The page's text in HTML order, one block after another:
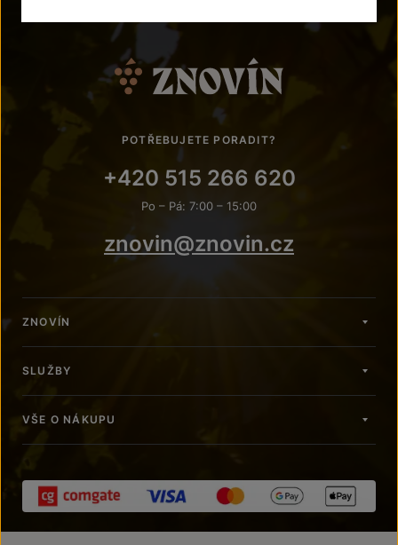
POTŘEBUJETE PORADIT?
+420 515 266 620
Po – Pá: 7:00 – 15:00
znovin@znovin.cz
ZNOVÍN
SLUŽBY
VŠE O NÁKUPU